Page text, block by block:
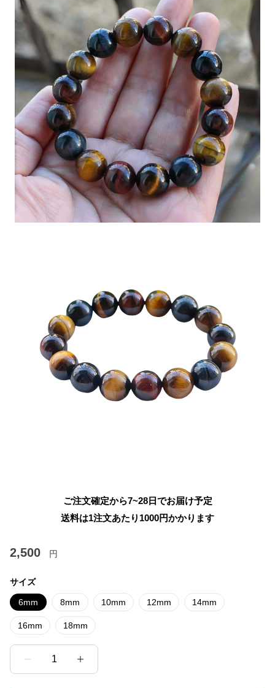
ご注文確定から7~28日でお届け予定
送料は1注文あたり 1000円かかります
2,500 円
サイズ
6mm 8mm 10mm 12mm 14mm
16mm 18mm
1